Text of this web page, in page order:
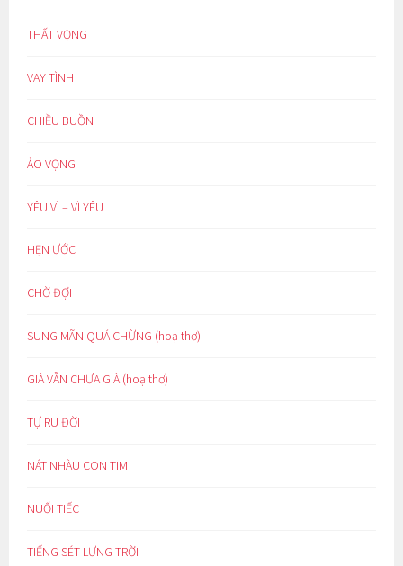
THẤT VỌNG
VAY TÌNH
CHIỀU BUỒN
ẢO VỌNG
YÊU VÌ – VÌ YÊU
HẸN ƯỚC
CHỜ ĐỢI
SUNG MÃN QUÁ CHỪNG (hoạ thơ)
GIÀ VẪN CHƯA GIÀ (hoạ thơ)
TỰ RU ĐỜI
NÁT NHÀU CON TIM
NUỐI TIẾC
TIẾNG SÉT LƯNG TRỜI